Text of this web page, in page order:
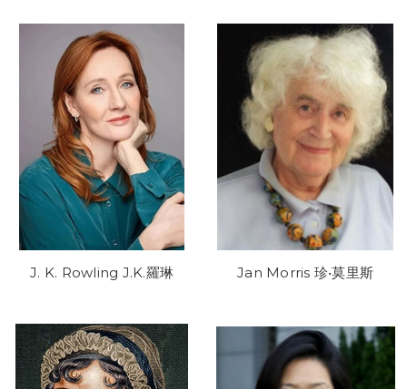
J. K. Rowling J.K.羅琳 Jan Morris 珍•莫里斯